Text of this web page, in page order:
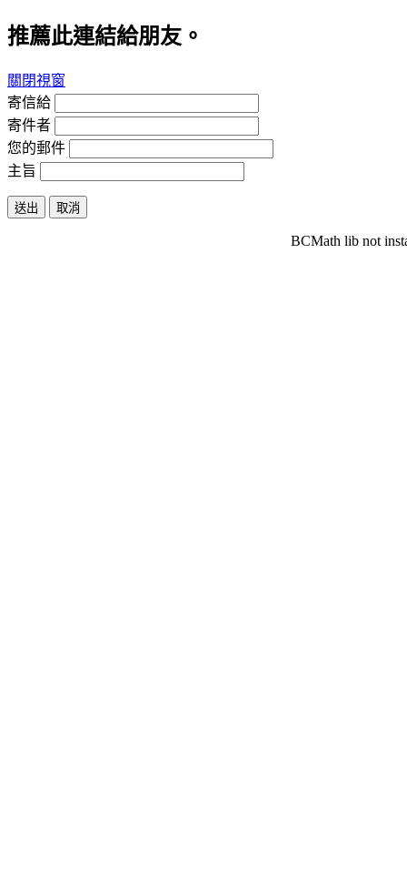
推薦此連結給朋友。
關閉視窗
寄信給
寄件者
您的郵件
主旨
送出 取消
BCMath lib not